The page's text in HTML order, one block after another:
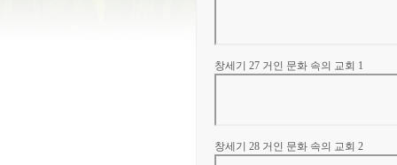
창세기 27 거인 문화 속의 교회 1
창세기 28 거인 문화 속의 교회 2